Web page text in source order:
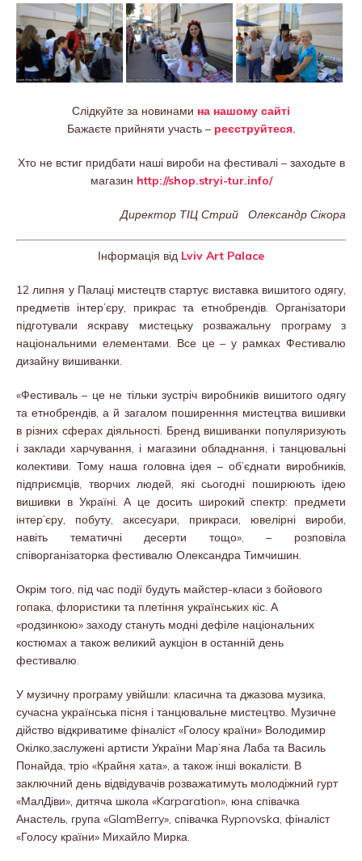
Слідкуйте за новинами на нашому сайті
Бажаєте прийняти участь – реєструйтеся.
Хто не встиг придбати наші вироби на фестивалі – заходьте в
магазин http://shop.stryi-tur.info/
Директор ТІЦ Стрий Олександр Сікора
Інформація від Lviv Art Palace
12 липня у Палаці мистецтв стартує виставка вишитого одягу,
предметів інтер’єру, прикрас та етнобрендів. Організатори
підготували яскраву мистецьку розважальну програму з
національними елементами. Все це – у рамках Фестивалю
дизайну вишиванки.
«Фестиваль – це не тільки зустріч виробників вишитого одягу
та етнобрендів, а й загалом поширенння мистецтва вишивки
в різних сферах діяльності. Бренд вишиванки популяризують
і заклади харчування, і магазини обладнання, і танцювальні
колективи. Тому наша головна ідея – об’єднати виробників,
підприємців, творчих людей, які сьогодні поширюють ідею
вишивки в Україні. А це досить широкий спектр: предмети
інтер’єру, побуту, аксесуари, прикраси, ювелірні вироби,
навіть тематичні десерти тощо», – розповіла
співорганізаторка фестивалю Олександра Тимчишин.
Окрім того, під час події будуть майстер-класи з бойового
гопака, флористики та плетіння українських кіс. А
«родзинкою» заходу стануть модні дефіле національних
костюмах а також великий аукціон в останній день
фестивалю.
У музичну програму увійшли: класична та джазова музика,
сучасна українська пісня і танцювальне мистецтво. Музичне
дійство відкриватиме фіналіст «Голосу країни» Володимир
Окілко,заслужені артисти України Мар’яна Лаба та Василь
Понайда, тріо «Крайня хата», а також інші вокалісти. В
заключний день відвідувачів розважатимуть молодіжний гурт
«МалДіви», дитяча школа «Karparation», юна співачка
Анастель, група «GlamBerry», співачка Rypnovska, фіналіст
«Голосу країни» Михайло Мирка.